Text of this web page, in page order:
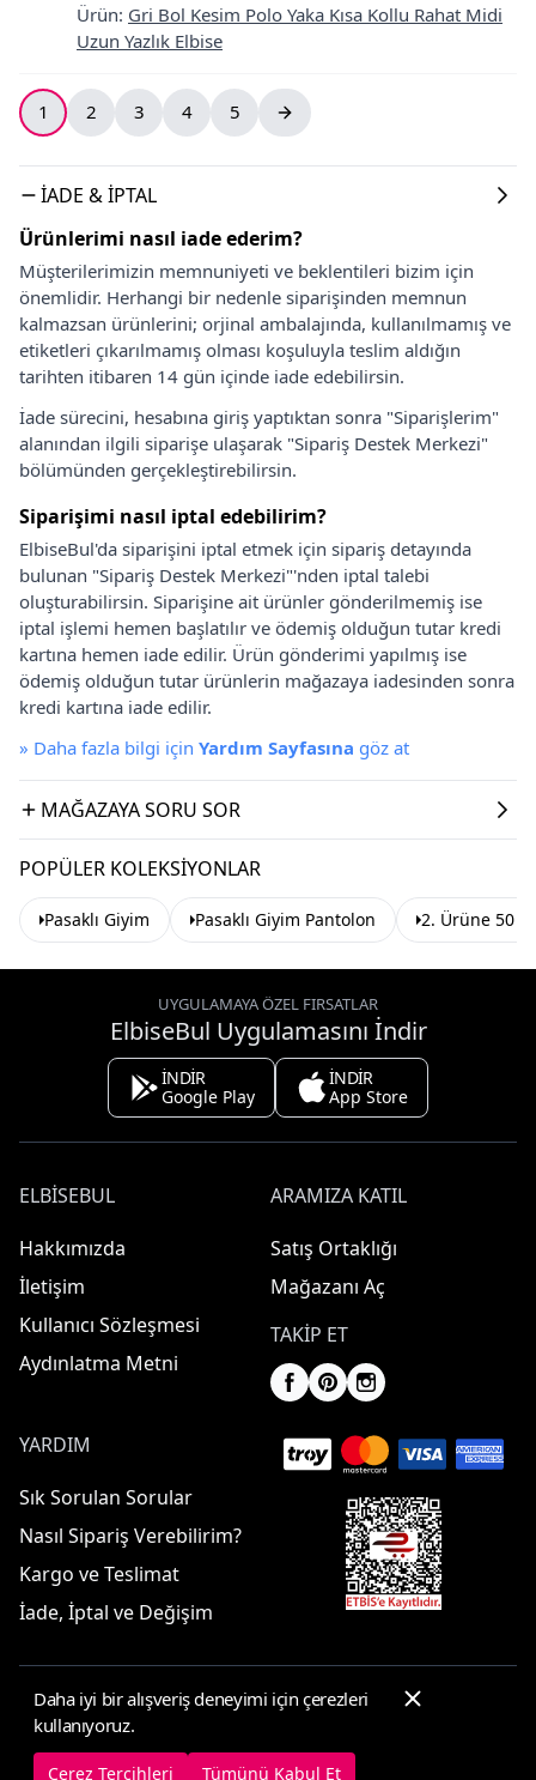
Ürün: Gri Bol Kesim Polo Yaka Kısa Kollu Rahat Midi
Uzun Yazlık Elbise
1 2 3 4 5
İADE & İPTAL
Ürünlerimi nasıl iade ederim?
Müşterilerimizin memnuniyeti ve beklentileri bizim için
önemlidir. Herhangi bir nedenle siparişinden memnun
kalmazsan ürünlerini; orjinal ambalajında, kullanılmamış ve
etiketleri çıkarılmamış olması koşuluyla teslim aldığın
tarihten itibaren 14 gün içinde iade edebilirsin.
İade sürecini, hesabına giriş yaptıktan sonra "Siparişlerim"
alanından ilgili siparişe ulaşarak "Sipariş Destek Merkezi"
bölümünden gerçekleştirebilirsin.
Siparişimi nasıl iptal edebilirim?
ElbiseBul'da siparişini iptal etmek için sipariş detayında
bulunan "Sipariş Destek Merkezi"'nden iptal talebi
oluşturabilirsin. Siparişine ait ürünler gönderilmemiş ise
iptal işlemi hemen başlatılır ve ödemiş olduğun tutar kredi
kartına hemen iade edilir. Ürün gönderimi yapılmış ise
ödemiş olduğun tutar ürünlerin mağazaya iadesinden sonra
kredi kartına iade edilir.
» Daha fazla bilgi için Yardım Sayfasına göz at
MAĞAZAYA SORU SOR
POPÜLER KOLEKSIYONLAR
Pasaklı Giyim Pasaklı Giyim Pantolon 2. Ürüne 50
UYGULAMAYA ÖZEL FIRSATLAR
ElbiseBul Uygulamasını İndir
İNDİR
Google Play
İNDİR
App Store
ELBISEBUL
Hakkımızda
İletişim
Kullanıcı Sözleşmesi
Aydınlatma Metni
ARAMIZA KATIL
Satış Ortaklığı
Mağazanı Aç
TAKIP ET
YARDIM
Sık Sorulan Sorular
Nasıl Sipariş Verebilirim?
Kargo ve Teslimat
İade, İptal ve Değişim
© 2025 ElbiseBul -
Çerez Tercihleri Çerez Politikası
Daha iyi bir alışveriş deneyimi için çerezleri
kullanıyoruz.
Çerez Tercihleri Tümünü Kabul Et